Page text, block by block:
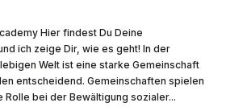
Hier findest Du Deine
ich zeige Dir, wie es geht! In der
Welt ist eine starke Gemeinschaft
entscheidend. Gemeinschaften spielen
Rolle bei der Bewältigung sozialer...